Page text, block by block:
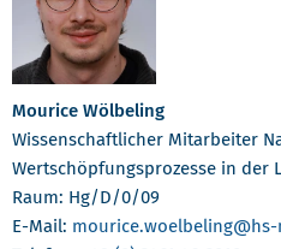
Mourice Wölbeling
Wissenschaftlicher Mitarbeiter
Wertschöpfungsprozesse in der
Raum: Hg/D/0/09
E-Mail: mourice.woelbeling